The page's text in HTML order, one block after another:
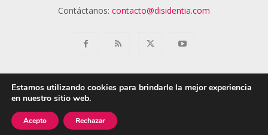
Contáctanos: contacto@disidentia.com
© 2018 - 2024 Disidentia
Estamos utilizando cookies para brindarle la mejor experiencia
en nuestro sitio web.
Acepto Rechazar